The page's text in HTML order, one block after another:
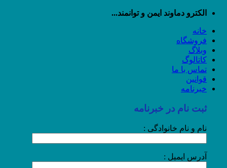
پرش
محتوا
الکترو دماوند ایمن و توانمند...
خانه
فروشگاه
وبلاگ
کاتالوگ
تماس با ما
قوانین
خبرنامه
ثبت نام در خبرنامه
نام و نام خانوادگی :
آدرس ایمیل :